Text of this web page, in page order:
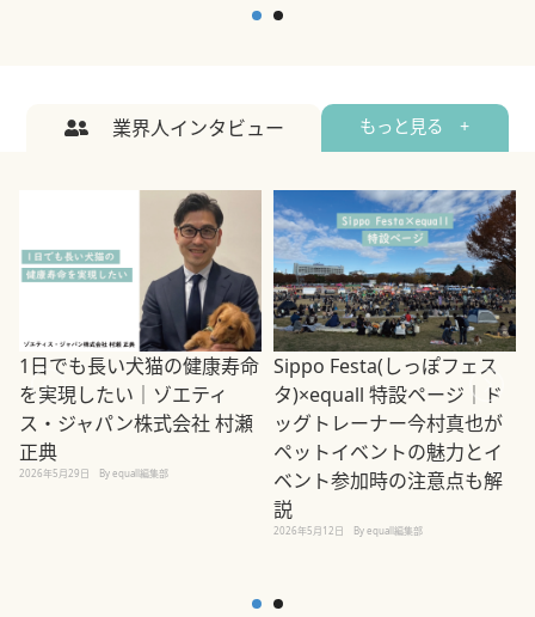
業界人インタビュー もっと見る +
1日でも長い犬猫の健康寿命
を実現したい｜ゾエティ
ス・ジャパン株式会社 村瀬
正典
2026年5月29日 By equall編集部
Sippo Festa(しっぽフェス
タ)×equall 特設ページ｜ド
ッグトレーナー今村真也が
ペットイベントの魅力とイ
ベント参加時の注意点も解
説
2026年5月12日 By equall編集部